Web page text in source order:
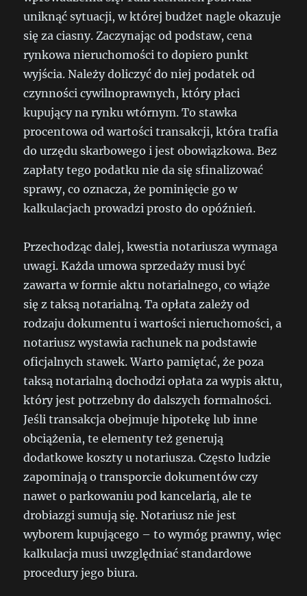
uniknąć sytuacji, w której budżet nagle okazuje
się za ciasny. Zaczynając od podstaw, cena
rynkowa nieruchomości to dopiero punkt
wyjścia. Należy doliczyć do niej podatek od
czynności cywilnoprawnych, który płaci
kupujący na rynku wtórnym. To stawka
procentowa od wartości transakcji, która trafia
do urzędu skarbowego i jest obowiązkowa. Bez
zapłaty tego podatku nie da się sfinalizować
sprawy, co oznacza, że pominięcie go w
kalkulacjach prowadzi prosto do opóźnień.
Przechodząc dalej, kwestia notariusza wymaga
uwagi. Każda umowa sprzedaży musi być
zawarta w formie aktu notarialnego, co wiąże
się z taksą notarialną. Ta opłata zależy od
rodzaju dokumentu i wartości nieruchomości, a
notariusz wystawia rachunek na podstawie
oficjalnych stawek. Warto pamiętać, że poza
taksą notarialną dochodzi opłata za wypis aktu,
który jest potrzebny do dalszych formalności.
Jeśli transakcja obejmuje hipotekę lub inne
obciążenia, te elementy też generują
dodatkowe koszty u notariusza. Często ludzie
zapominają o transporcie dokumentów czy
nawet o parkowaniu pod kancelarią, ale te
drobiazgi sumują się. Notariusz nie jest
wyborem kupującego – to wymóg prawny, więc
kalkulacja musi uwzględniać standardowe
procedury jego biura.